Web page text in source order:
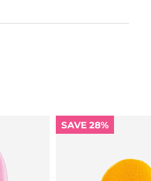
爆痘的可能。
紧张点。
的轻质设计，智能app护肤。
SAVE 28%